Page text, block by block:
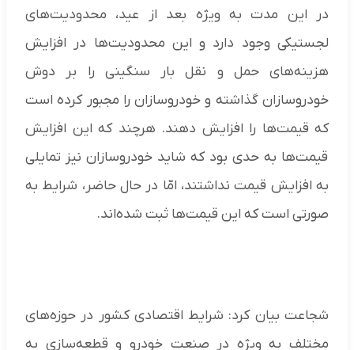
در این مدت به ویژه بعد از عید، محدودیت‌های
لجستیکی وجود دارد و این محدودیت‌ها در افزایش
هزینه‌های حمل و نقل بار سنگینی را بر دوش
خودروسازان گذاشته و خودروسازان را مجبور کرده است
که قیمت‌ها را افزایش دهند. هرچند که این افزایش
قیمت‌ها به حدی بود که شاید خودروسازان نیز تمایلی
به افزایش قیمت نداشتند، امّا در حال حاضر، شرایط به
صورتی است که این قیمت‌ها ثبت‌ شده‌اند.
شجاعت بیان کرد: شرایط اقتصادی کشور در حوزه‌های
مختلف به ویژه در صنعت خودرو و قطعه‌سازی به